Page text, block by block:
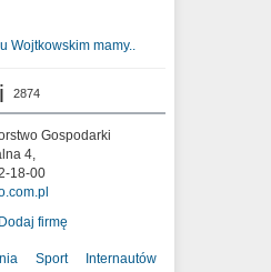
Wojtkowskim mamy..
2874
Gospodarki
4,
18-00
firmę
Sport Internautów